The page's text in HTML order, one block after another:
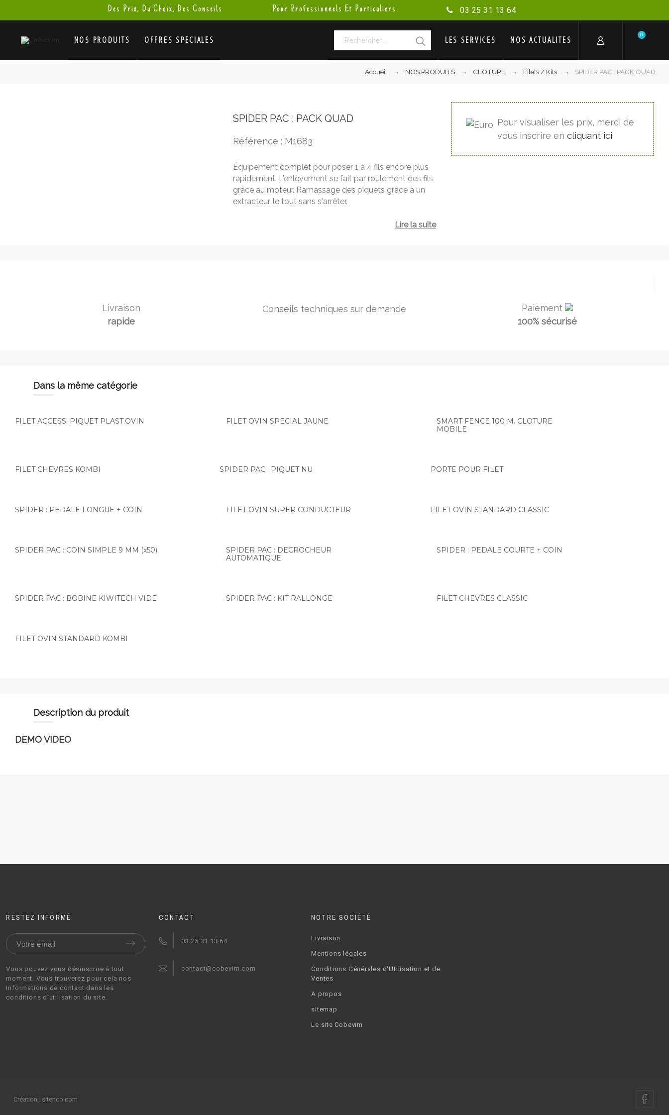
Des Prix, Du Choix, Des Conseils Pour Professionnels Et Particuliers 03 25 31 13 64
NOS PRODUITS OFFRES SPÉCIALES LES SERVICES NOS ACTUALITÉS 0
Accueil NOS PRODUITS CLOTURE Filets / Kits SPIDER PAC : PACK QUAD
SPIDER PAC : PACK QUAD
Référence : M1683
Équipement complet pour poser 1 à 4 fils encore plus
rapidement. L'enlèvement se fait par roulement des fils
grâce au moteur. Ramassage des piquets grâce à un
extracteur, le tout sans s'arrêter.
Lire la suite
Pour visualiser les prix, merci de
vous inscrire en cliquant ici
Livraison
rapide
Conseils techniques sur demande
Paiement
100% sécurisé
dans la même catégorie
FILET ACCESS: PIQUET PLAST.OVIN FILET OVIN SPECIAL JAUNE
SMART FENCE 100 M. CLOTURE
MOBILE
FILET CHEVRES KOMBI SPIDER PAC : PIQUET NU PORTE POUR FILET
SPIDER : PEDALE LONGUE + COIN FILET OVIN SUPER CONDUCTEUR FILET OVIN STANDARD CLASSIC
SPIDER PAC : COIN SIMPLE 9 MM (x50)
SPIDER PAC : DECROCHEUR
AUTOMATIQUE
SPIDER : PEDALE COURTE + COIN
SPIDER PAC : BOBINE KIWITECH VIDE SPIDER PAC : KIT RALLONGE FILET CHEVRES CLASSIC
FILET OVIN STANDARD KOMBI
description du produit
DEMO VIDEO
RESTEZ INFORMÉ
Vous pouvez vous désinscrire à tout
moment. Vous trouverez pour cela nos
informations de contact dans les
conditions d'utilisation du site.
CONTACT
03 25 31 13 64
contact@cobevim.com
NOTRE SOCIÉTÉ
Livraison
Mentions légales
Conditions Générales d'Utilisation et de
Ventes
A propos
sitemap
Le site Cobevim
Création : sitenco.com